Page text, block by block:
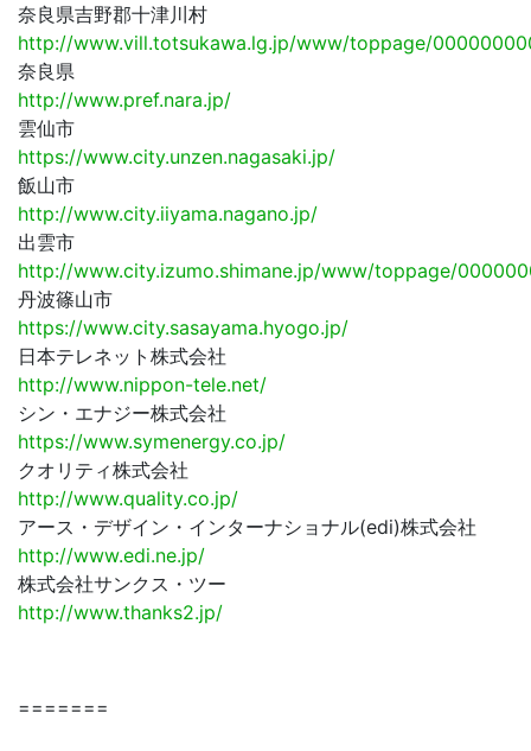
奈良県吉野郡十津川村
http://www.vill.totsukawa.lg.jp/www/toppage/
奈良県
http://www.pref.nara.jp/
雲仙市
https://www.city.unzen.nagasaki.jp/
飯山市
http://www.city.iiyama.nagano.jp/
出雲市
http://www.city.izumo.shimane.jp/www/toppage/
丹波篠山市
https://www.city.sasayama.hyogo.jp/
日本テレネット株式会社
http://www.nippon-tele.net/
シン・エナジー株式会社
https://www.symenergy.co.jp/
クオリティ株式会社
http://www.quality.co.jp/
アース・デザイン・インターナショナル(edi)株式会社
http://www.edi.ne.jp/
株式会社サンクス・ツー
http://www.thanks2.jp/
=======